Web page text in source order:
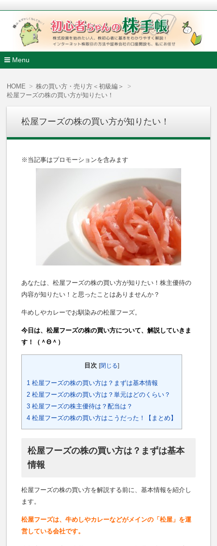
初心者ちゃんの株手帳
株式投資を始めたい人、株初心者に基本をわかりやすく解説
ンターネット株取引の方法や証券会社の口座開設も、私にお任
Menu
HOME
株の買い方・売り方＜初級編＞
松屋フーズの株の買い方が知りたい！
松屋フーズの株の買い方が知りたい！
※当記事はプロモーションを含みます
あなたは、松屋フーズの株の買い方が知りたい！株主優待の
内容が知りたい！と思ったことはありませんか？
牛めしやカレーでお馴染みの松屋フーズ。
今日は、松屋フーズの株の買い方について、解説していきま
す！（＾Θ＾）
目次 [閉じる]
1 松屋フーズの株の買い方は？まずは基本情報
2 松屋フーズの株の買い方は？単元はどのくらい？
3 松屋フーズの株主優待は？配当は？
4 松屋フーズの株の買い方はこうだった！【まとめ】
松屋フーズの株の買い方は？まずは基本
情報
松屋フーズの株の買い方を解説する前に、基本情報を紹介し
ます。
松屋フーズは、牛めしやカレーなどがメインの「松屋」を運
営している会社です。